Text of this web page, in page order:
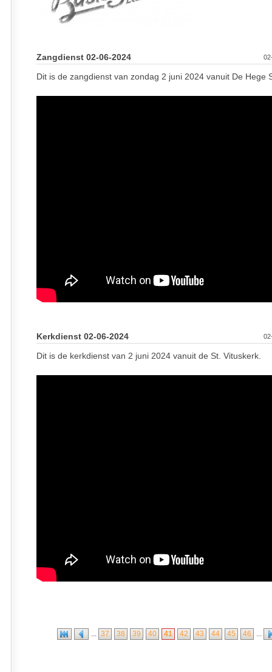
Zangdienst 02-06-2024
Dit is de zangdienst van zondag 2 juni 2024 vanuit De Hege
Kerkdienst 02-06-2024
Dit is de kerkdienst van 2 juni 2024 vanuit de St. Vituskerk.
... 37 38 39 40 41 42 43 44 45 46 ...